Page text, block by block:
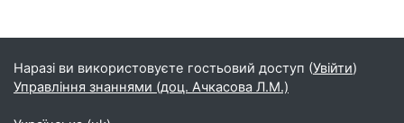
Блоки
Наразі ви використовуєте гостьовий доступ (Увійти)
Управління знаннями (доц. Ачкасова Л.М.)